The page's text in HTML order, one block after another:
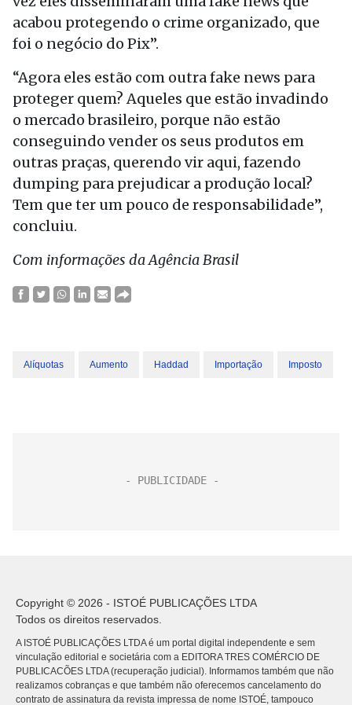
acabou protegendo o crime organizado, que
foi o negócio do Pix”.
“Agora eles estão com outra fake news para
proteger quem? Aqueles que estão invadindo
o mercado brasileiro, porque não estão
conseguindo vender os seus produtos em
outras praças, querendo vir aqui, fazendo
dumping para prejudicar a produção local?
Tem que ter um pouco de responsabilidade”,
concluiu.
Com informações da Agência Brasil
Alíquotas Aumento Haddad Importação Imposto
Copyright © 2026 - ISTOÉ PUBLICAÇÕES LTDA
Todos os direitos reservados.
A ISTOÉ PUBLICAÇÕES LTDA é um portal digital independente e sem
vinculação editorial e societária com a EDITORA TRES COMÉRCIO DE
PUBLICACÕES LTDA (recuperação judicial). Informamos também que não
realizamos cobranças e que também não oferecemos cancelamento do
contrato de assinatura da revista impressa de nome ISTOÉ, tampouco